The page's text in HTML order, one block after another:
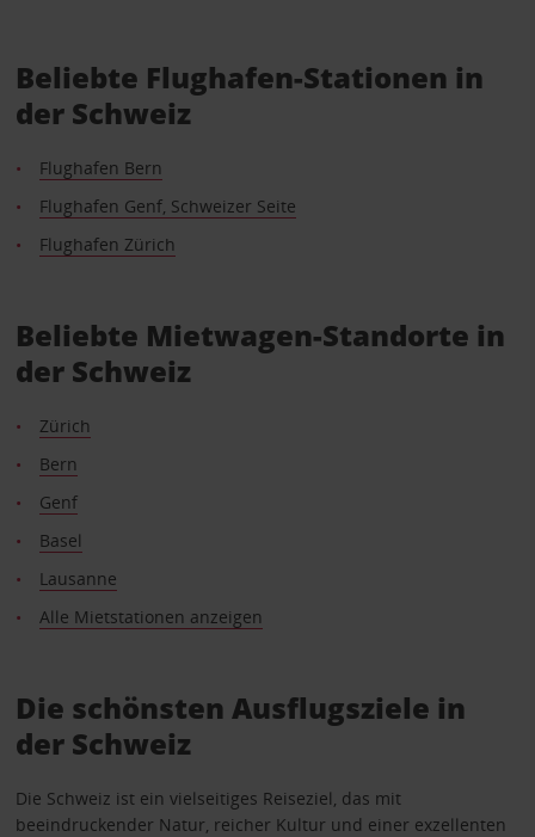
Beliebte Flughafen-Stationen in
der Schweiz
Flughafen Bern
Flughafen Genf, Schweizer Seite
Flughafen Zürich
Beliebte Mietwagen-Standorte in
der Schweiz
Zürich
Bern
Genf
Basel
Lausanne
Alle Mietstationen anzeigen
Die schönsten Ausflugsziele in
der Schweiz
Die Schweiz ist ein vielseitiges Reiseziel, das mit
beeindruckender Natur, reicher Kultur und einer exzellenten